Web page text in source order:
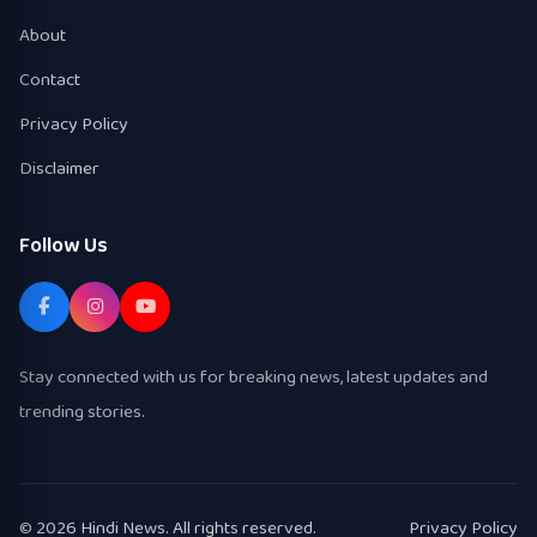
About
Contact
Privacy Policy
Disclaimer
Follow Us
Stay connected with us for breaking news, latest updates and
trending stories.
© 2026 Hindi News. All rights reserved. Privacy Policy